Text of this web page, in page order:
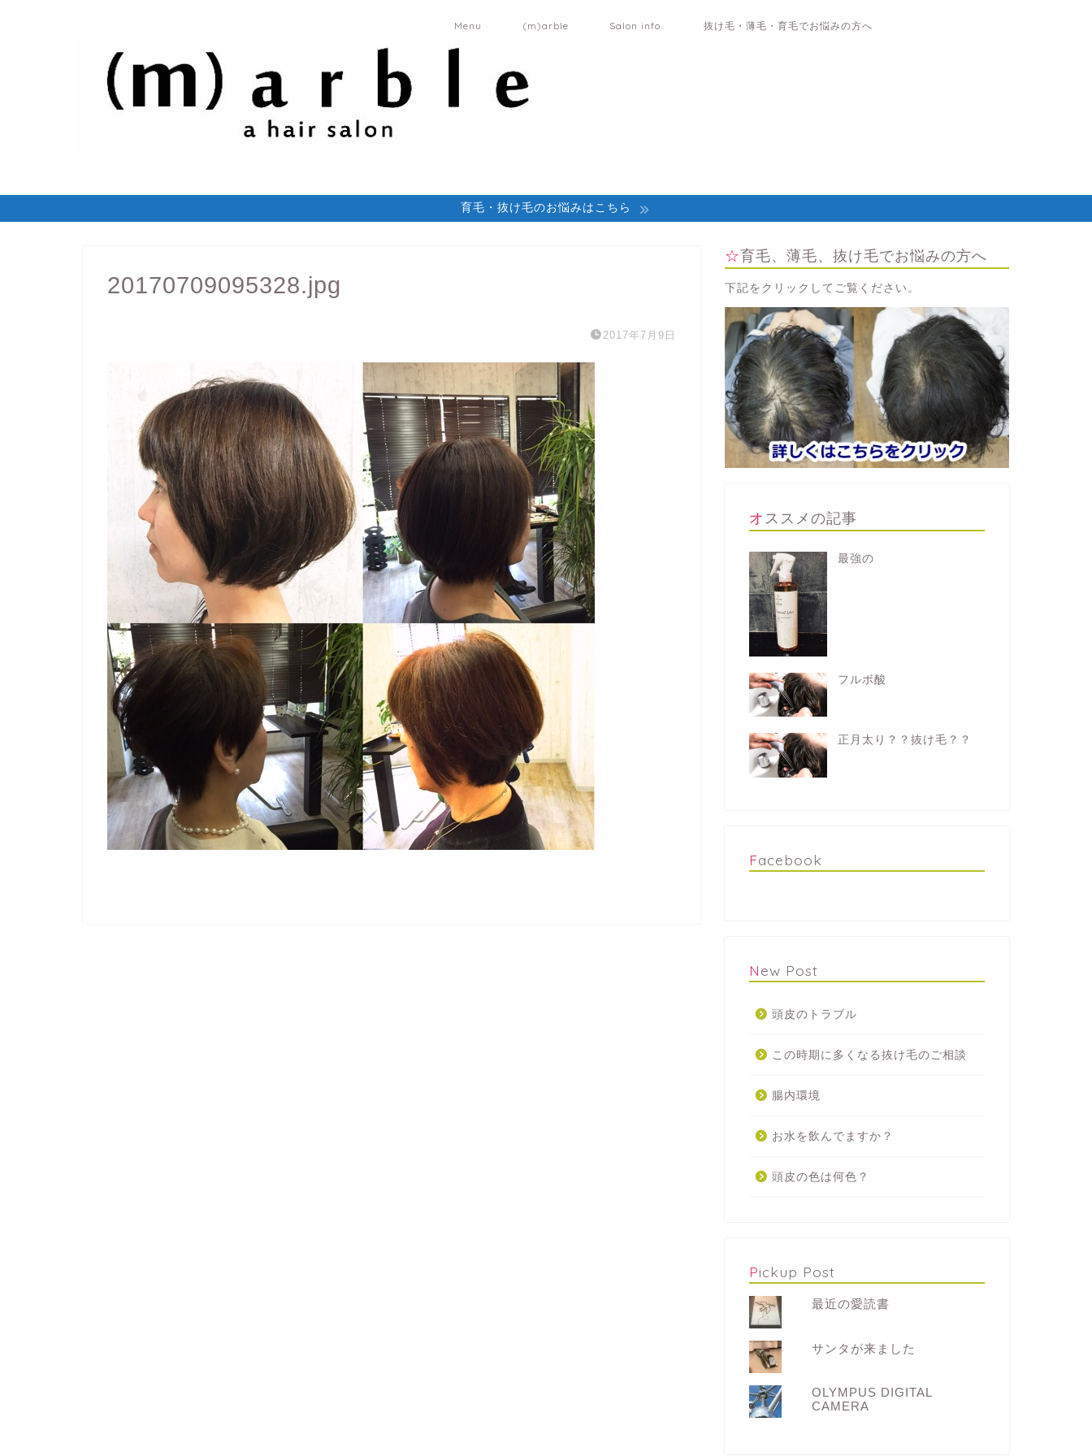
Menu (m)arble Salon info. 抜け毛・薄毛・育毛でお悩みの方へ
育毛・抜け毛のお悩みはこちら
20170709095328.jpg
2017年7月9日
☆育毛、薄毛、抜け毛でお悩みの方へ
下記をクリックしてご覧ください。
オススメの記事
最強の
フルボ酸
正月太り？？抜け毛？？
Facebook
New Post
頭皮のトラブル
この時期に多くなる抜け毛のご相談
腸内環境
お水を飲んでますか？
頭皮の色は何色？
Pickup Post
最近の愛読書
サンタが来ました
OLYMPUS DIGITAL
CAMERA